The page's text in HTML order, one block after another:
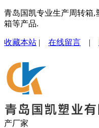
青岛国凯专业生产周转箱,
箱等产品.
收藏本站 | 在线留言 |
产厂家